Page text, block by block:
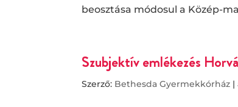
beosztása módosul a Közép-
Szubjektív emlékezés
Szerző: Bethesda Gyermekkórház |